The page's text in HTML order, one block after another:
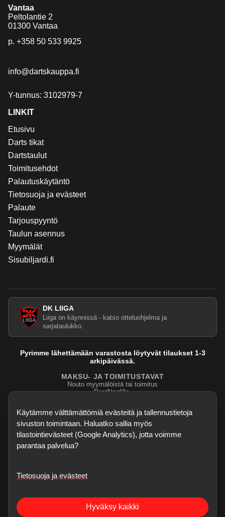
Vantaa
Peltolantie 2
01300 Vantaa
p. +358 50 533 9925
info@dartskauppa.fi
Y-tunnus: 3102979-7
LINKIT
Etusivu
Darts tikat
Dartstaulut
Toimitusehdot
Palautuskäytäntö
Tietosuoja ja evästeet
Palaute
Tarjouspyyntö
Taulun asennus
Myymälät
Sisubiljardi.fi
DK LIIGA
Liiga on käynnissä - katso otteluohjelma ja
sarjataulukko.
Pyrimme lähettämään varastosta löytyvät tilaukset 1-3
arkipäivässä.
MAKSU- JA TOIMITUSTAVAT
Nouto myymälöistä tai toimitus
PostNordilla.
Sisubiljardi.fi
Verkkokauppa on testivaiheessa - kaikki palaute, bugihavainnot ja
Evasteasetukset
Käytämme välttämättömiä evästeitä ja tallennustietoja
sivuston toimintaan. Haluatko sallia myös
tilastointievästeet (Google Analytics), jotta voimme
parantaa palvelua?
Tietosuoja ja evästeet
Hyväksy kaikki